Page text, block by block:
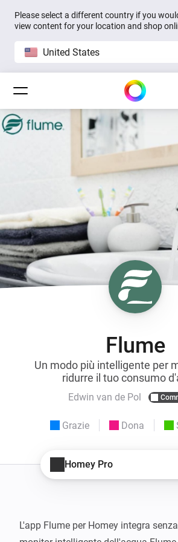
Please select a different country if you
view content for your location and shop
United States
Flume
Un modo più intelligente per
ridurre il tuo consumo
Edwin van de Pol
Grazie Dona
Homey Pro
L'app Flume per Homey integra